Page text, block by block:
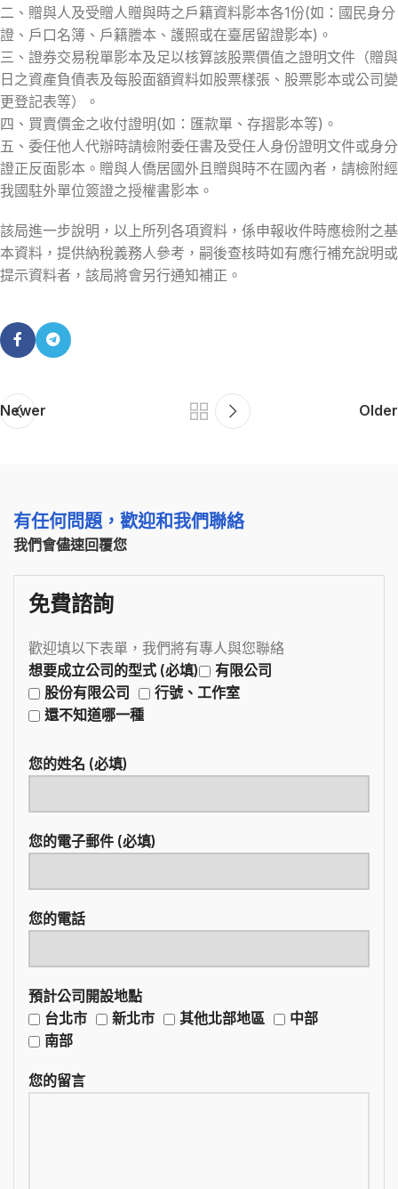
二、贈與人及受贈人贈與時之戶籍資料影本各1份(如：國民身分
證、戶口名簿、戶籍謄本、護照或在臺居留證影本)。
三、證券交易稅單影本及足以核算該股票價值之證明文件（贈與
日之資產負債表及每股面額資料如股票樣張、股票影本或公司變
更登記表等）。
四、買賣價金之收付證明(如：匯款單、存摺影本等)。
五、委任他人代辦時請檢附委任書及受任人身份證明文件或身分
證正反面影本。贈與人僑居國外且贈與時不在國內者，請檢附經
我國駐外單位簽證之授權書影本。
該局進一步說明，以上所列各項資料，係申報收件時應檢附之基
本資料，提供納稅義務人參考，嗣後查核時如有應行補充說明或
提示資料者，該局將會另行通知補正。
Newer Older
有任何問題，歡迎和我們聯絡
我們會儘速回覆您
免費諮詢
歡迎填以下表單，我們將有專人與您聯絡
想要成立公司的型式 (必填)
有限公司
股份有限公司
行號、工作室
還不知道哪一種
您的姓名 (必填)
您的電子郵件 (必填)
您的電話
預計公司開設地點
台北市
新北市 其他北部地區
中部
南部
您的留言